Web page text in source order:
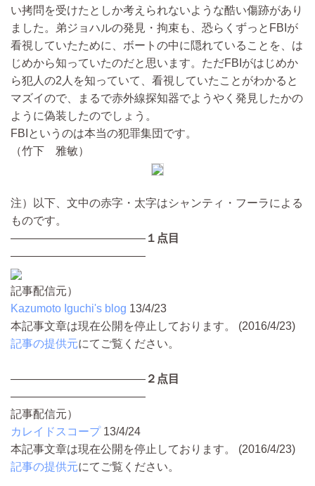
い拷問を受けたとしか考えられないような酷い傷跡があり
ました。弟ジョハルの発見・拘束も、恐らくずっとFBIが
看視していたために、ボートの中に隠れていることを、は
じめから知っていたのだと思います。ただFBIがはじめか
ら犯人の2人を知っていて、看視していたことがわかると
マズイので、まるで赤外線探知器でようやく発見したかの
ように偽装したのでしょう。
FBIというのは本当の犯罪集団です。
（竹下 雅敏）
注）以下、文中の赤字・太字はシャンティ・フーラによる
ものです。
———————————— １点目
————————————
記事配信元）
Kazumoto Iguchi's blog 13/4/23
本記事文章は現在公開を停止しております。 (2016/4/23)
記事の提供元にてご覧ください。
———————————— ２点目
————————————
記事配信元）
カレイドスコープ 13/4/24
本記事文章は現在公開を停止しております。 (2016/4/23)
記事の提供元にてご覧ください。